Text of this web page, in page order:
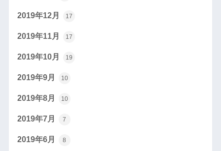
2019年12月 17
2019年11月 17
2019年10月 19
2019年9月 10
2019年8月 10
2019年7月 7
2019年6月 8